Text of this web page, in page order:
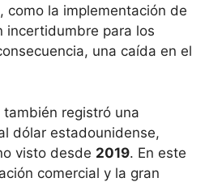
como la implementación de
incertidumbre para los
una caída en el
también registró una
dólar estadounidense,
visto desde 2019. En este
comercial y la gran